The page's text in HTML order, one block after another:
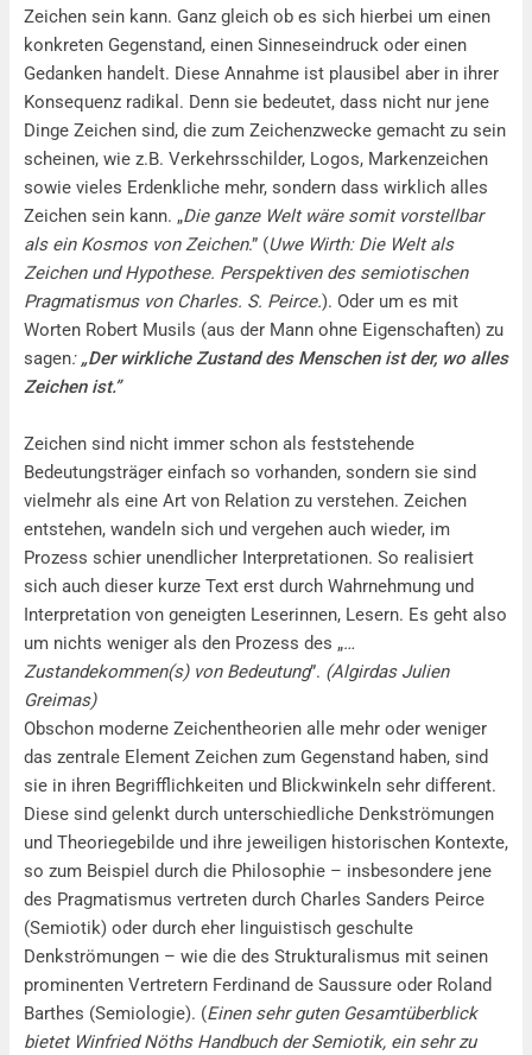
Zeichen sein kann. Ganz gleich ob es sich hierbei um einen
konkreten Gegenstand, einen Sinneseindruck oder einen
Gedanken handelt. Diese Annahme ist plausibel aber in ihrer
Konsequenz radikal. Denn sie bedeutet, dass nicht nur jene
Dinge Zeichen sind, die zum Zeichenzwecke gemacht zu sein
scheinen, wie z.B. Verkehrsschilder, Logos, Markenzeichen
sowie vieles Erdenkliche mehr, sondern dass wirklich alles
Zeichen sein kann. „Die ganze Welt wäre somit vorstellbar
als ein Kosmos von Zeichen.” (Uwe Wirth: Die Welt als
Zeichen und Hypothese. Perspektiven des semiotischen
Pragmatismus von Charles. S. Peirce.). Oder um es mit
Worten Robert Musils (aus der Mann ohne Eigenschaften) zu
sagen: „Der wirkliche Zustand des Menschen ist der, wo alles
Zeichen ist.”
Zeichen sind nicht immer schon als feststehende
Bedeutungsträger einfach so vorhanden, sondern sie sind
vielmehr als eine Art von Relation zu verstehen. Zeichen
entstehen, wandeln sich und vergehen auch wieder, im
Prozess schier unendlicher Interpretationen. So realisiert
sich auch dieser kurze Text erst durch Wahrnehmung und
Interpretation von geneigten Leserinnen, Lesern. Es geht also
um nichts weniger als den Prozess des „…
Zustandekommen(s) von Bedeutung”. (Algirdas Julien
Greimas)
Obschon moderne Zeichentheorien alle mehr oder weniger
das zentrale Element Zeichen zum Gegenstand haben, sind
sie in ihren Begrifflichkeiten und Blickwinkeln sehr different.
Diese sind gelenkt durch unterschiedliche Denkströmungen
und Theoriegebilde und ihre jeweiligen historischen Kontexte,
so zum Beispiel durch die Philosophie – insbesondere jene
des Pragmatismus vertreten durch Charles Sanders Peirce
(Semiotik) oder durch eher linguistisch geschulte
Denkströmungen – wie die des Strukturalismus mit seinen
prominenten Vertretern Ferdinand de Saussure oder Roland
Barthes (Semiologie). (Einen sehr guten Gesamtüberblick
bietet Winfried Nöths Handbuch der Semiotik, ein sehr zu